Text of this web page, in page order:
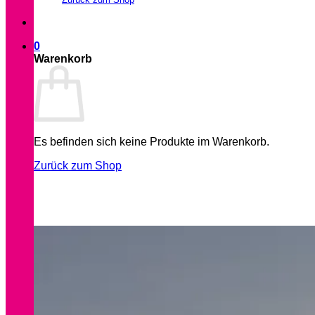
0
Warenkorb
Es befinden sich keine Produkte im Warenkorb.
Zurück zum Shop